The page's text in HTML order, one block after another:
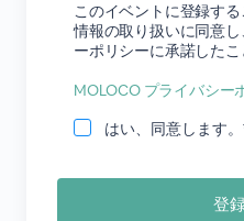
このイベントに登録す
情報の取り扱いに同意
ーポリシーに承諾したこ
MOLOCO プライバシー
はい、同意します